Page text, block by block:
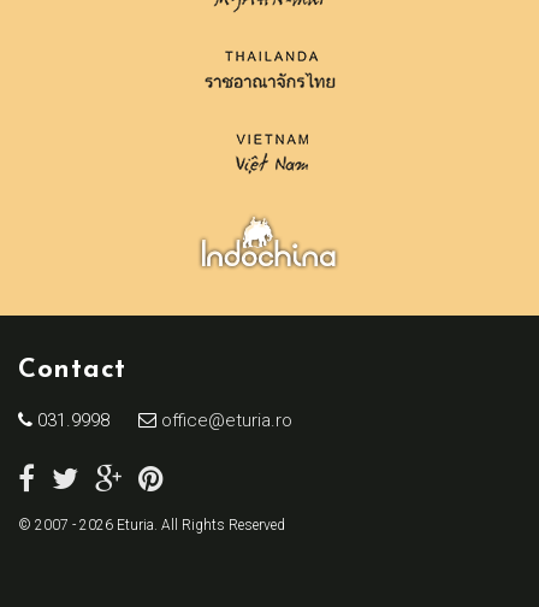
Contact
031.9998 office@eturia.ro
© 2007 - 2026 Eturia. All Rights Reserved